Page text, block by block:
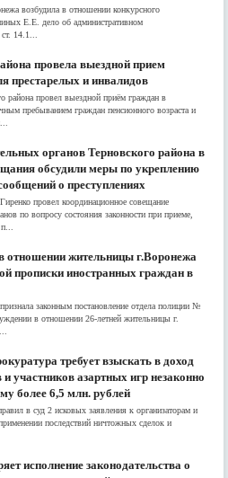
возбудила в отношении конкурсного
Е.Е. дело об административном
14.1...
провела выездной прием
престарелых и инвалидов
района провел выездной приём граждан в
пребыванием граждан пенсионного возраста и
органов Терновского района в
обсудили меры по укреплению
о преступлениях
провел координационное совещание
по вопросу состояния законности при приеме,
отношении жительницы г.Воронежа
прописки иностранных граждан в
законным постановление отдела полиции №
в отношении 26-летней жительницы г.
требует взыскать в доход
и участников азартных игр незаконно
более 6,5 млн. рублей
в суд 2 исковых заявления к организаторам и
последствий ничтожных сделок и
исполнение законодательства о